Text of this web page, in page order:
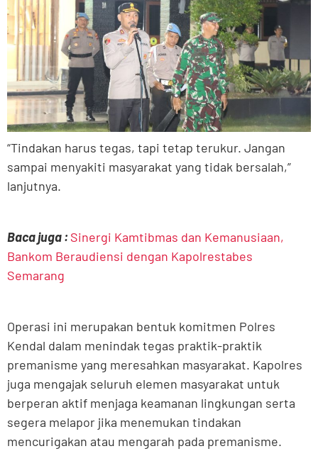
“Tindakan harus tegas, tapi tetap terukur. Jangan
sampai menyakiti masyarakat yang tidak bersalah,”
lanjutnya.
Baca juga : Sinergi Kamtibmas dan Kemanusiaan,
Bankom Beraudiensi dengan Kapolrestabes
Semarang
Operasi ini merupakan bentuk komitmen Polres
Kendal dalam menindak tegas praktik-praktik
premanisme yang meresahkan masyarakat. Kapolres
juga mengajak seluruh elemen masyarakat untuk
berperan aktif menjaga keamanan lingkungan serta
segera melapor jika menemukan tindakan
mencurigakan atau mengarah pada premanisme.